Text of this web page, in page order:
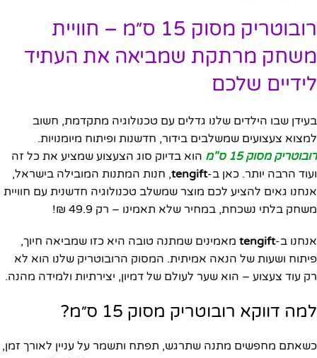
רובוטריק מסוק 15 ס״מ – חוויית
משחק מרתקת שמביאה את העתיד
לידיים שלכם
בעידן שבו הילדים שלנו גדלים עם טכנולוגיה מתקדמת, חשוב
למצוא צעצועים שמשלבים בידור, חדשנות ופיתוח מיומנויות.
רובוטריק מסוק 15 ס"מ
הוא בדיוק סוג הצעצוע שמציע את כל זה
ועוד הרבה יותר. כאן ב-tengift, חנות המתנות המובילה בישראל,
אנחנו גאים להציע לכם מוצר שמשלב טכנולוגיה חדשנית עם חוויית
משחק בלתי נשכחת, במחיר שלא תאמינו – רק 49.9 ₪!
אנחנו ב-tengift מאמינים שמתנה טובה היא כזו שמביאה חיוך,
פיתוח ושעות של הנאה אמיתית. המסוק הרובוטריק שלנו הוא לא
רק עוד צעצוע – הוא שער לעולם של דמיון, יצירתיות ולמידה מהנה.
למה דווקא רובוטריק מסוק 15 ס״מ?
כשאתם מחפשים מתנה שתרגש, תפתח ותשמר על עניין לאורך זמן,